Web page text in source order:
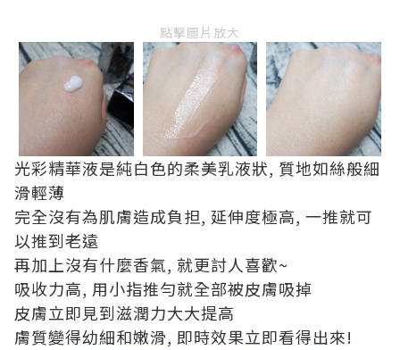
點擊圖片放大
光彩精華液是純白色的柔美乳液狀, 質地如絲般細
滑輕薄
完全沒有為肌膚造成負担, 延伸度極高, 一推就可
以推到老遠
再加上沒有什麼香氣, 就更討人喜歡~
吸收力高, 用小指推勻就全部被皮膚吸掉
皮膚立即見到滋潤力大大提高
膚質變得幼細和嫩滑, 即時效果立即看得出來!